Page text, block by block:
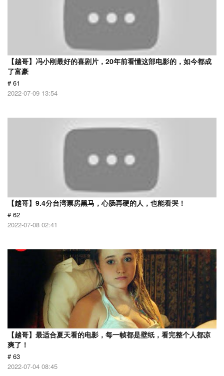
【越哥】冯小刚最好的喜剧片，20年前看懂这部电影的，如今都成
了富豪
# 61
2022-07-09 13:54
【越哥】9.4分台湾票房黑马，心肠再硬的人，也能看哭！
# 62
2022-07-08 02:41
【越哥】最适合夏天看的电影，每一帧都是壁纸，看完整个人都凉
爽了！
# 63
2022-07-04 08:45